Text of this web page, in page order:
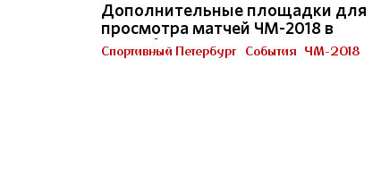
Дополнительные площадки для
просмотра матчей ЧМ-2018 в
Петербурге
Спортивный Петербург События ЧМ-2018